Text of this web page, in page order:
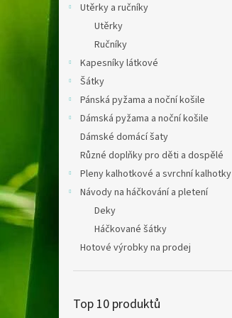
Utěrky a ručníky
Utěrky
Ručníky
Kapesníky látkové
Šátky
Pánská pyžama a noční košile
Dámská pyžama a noční košile
Dámské domácí šaty
Různé doplňky pro děti a dospělé
Pleny kalhotkové a svrchní kalhotky
Návody na háčkování a pletení
Deky
Háčkované šátky
Hotové výrobky na prodej
Top 10 produktů